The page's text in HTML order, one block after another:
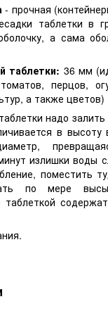
- прочная
таблетки в
а сама
таблетки: 36 мм
перцов,
а также цветов)
надо
в высоту
излишки воды
поместить
по мере